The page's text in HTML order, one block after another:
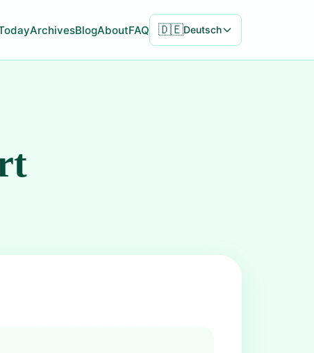
ArchivesBlogAboutFAQ 🇩🇪Deutsch